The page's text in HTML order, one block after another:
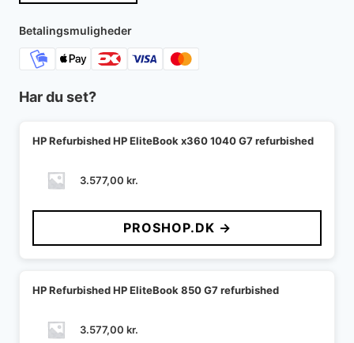
Betalingsmuligheder
Har du set?
HP Refurbished HP EliteBook x360 1040 G7 refurbished
3.577,00 kr.
PROSHOP.DK →
HP Refurbished HP EliteBook 850 G7 refurbished
3.577,00 kr.